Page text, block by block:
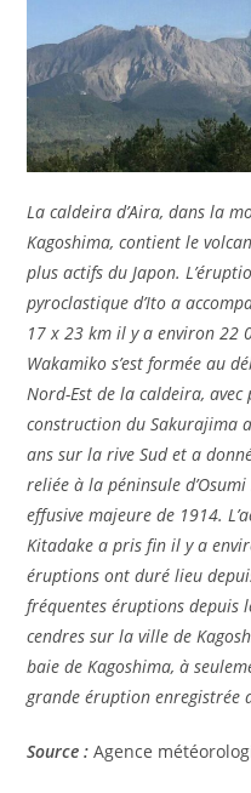
La caldeira d’Aira, dans la
Kagoshima, contient le
plus actifs du Japon.
pyroclastique d’Ito a
17 x 23 km il y a environ 22
Wakamiko s’est formée au
Nord-Est de la caldeira,
construction du Sakurajima
ans sur la rive Sud et a
reliée à la péninsule
effusive majeure de 1914.
Kitadake a pris fin il y a
éruptions ont duré lieu
fréquentes éruptions depuis
cendres sur la ville de
baie de Kagoshima, à
grande éruption enregistrée
Source : Agence